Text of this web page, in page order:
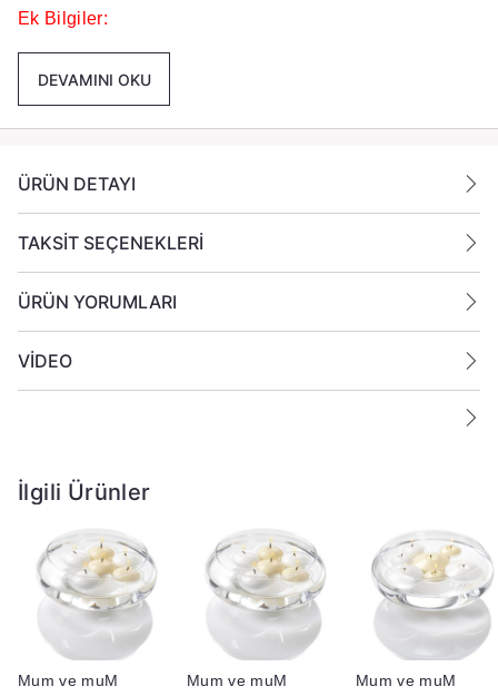
Ek Bilgiler:
edin.
DEVAMINI OKU
ÜRÜN DETAYI
TAKSİT SEÇENEKLERİ
ÜRÜN YORUMLARI
VİDEO
İlgili Ürünler
Mum ve muM Mum ve muM Mum ve muM